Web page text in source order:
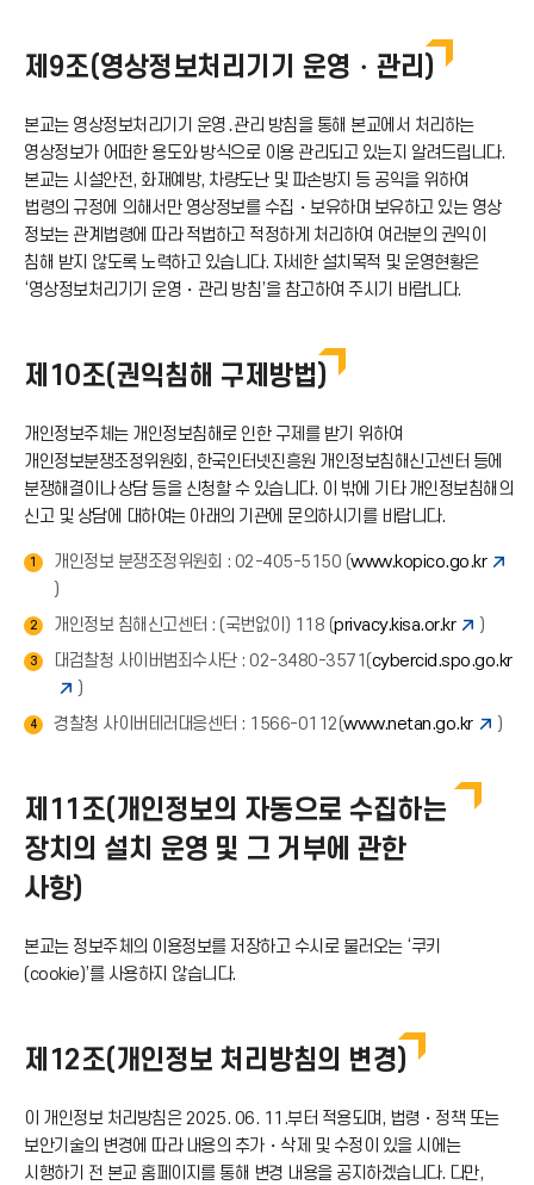
로
드
아
이
제9조(영상정보처리기기 운영・관리)
본교는 영상정보처리기기 운영․관리 방침을 통해 본교에서 처리하는
영상정보가 어떠한 용도와 방식으로 이용 관리되고 있는지 알려드립니다.
본교는 시설안전, 화재예방, 차량도난 및 파손방지 등 공익을 위하여
법령의 규정에 의해서만 영상정보를 수집・보유하며 보유하고 있는 영상
정보는 관계법령에 따라 적법하고 적정하게 처리하여 여러분의 권익이
침해 받지 않도록 노력하고 있습니다. 자세한 설치목적 및 운영현황은
‘영상정보처리기기 운영・관리 방침’을 참고하여 주시기 바랍니다.
제10조(권익침해 구제방법)
개인정보주체는 개인정보침해로 인한 구제를 받기 위하여
개인정보분쟁조정위원회, 한국인터넷진흥원 개인정보침해신고센터 등에
분쟁해결이나 상담 등을 신청할 수 있습니다. 이 밖에 기타 개인정보침해의
신고 및 상담에 대하여는 아래의 기관에 문의하시기를 바랍니다.
1 개인정보 분쟁조정위원회 : 02-405-5150 (www.kopico.go.kr
)
2 개인정보 침해신고센터 : (국번없이) 118 (privacy.kisa.or.kr )
3 대검찰청 사이버범죄수사단 : 02-3480-3571(cybercid.spo.go.kr
)
4 경찰청 사이버테러대응센터 : 1566-0112(www.netan.go.kr )
제11조(개인정보의 자동으로 수집하는
장치의 설치 운영 및 그 거부에 관한
사항)
본교는 정보주체의 이용정보를 저장하고 수시로 불러오는 ‘쿠키
(cookie)’를 사용하지 않습니다.
제12조(개인정보 처리방침의 변경)
이 개인정보 처리방침은 2025. 06. 11.부터 적용되며, 법령・정책 또는
보안기술의 변경에 따라 내용의 추가・삭제 및 수정이 있을 시에는
시행하기 전 본교 홈페이지를 통해 변경 내용을 공지하겠습니다. 다만,